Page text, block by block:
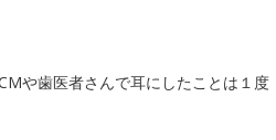
や歯医者さんで耳にしたことは１度